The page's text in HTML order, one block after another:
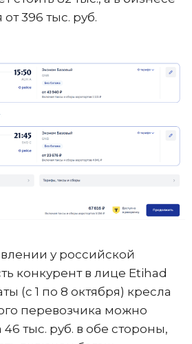
396 тыс. руб.
у российской
конкурент в лице Etihad
(с 1 по 8 октября) кресла
перевозчика можно
46 тыс. руб. в обе стороны,